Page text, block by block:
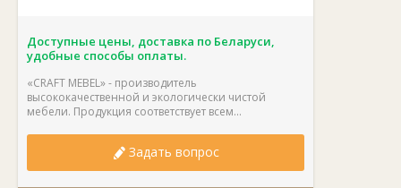
Доступные цены, доставка по Беларуси,
удобные способы оплаты.
«CRAFT MEBEL» - производитель
высококачественной и экологически чистой
мебели. Продукция соответствует всем...
Задать вопрос